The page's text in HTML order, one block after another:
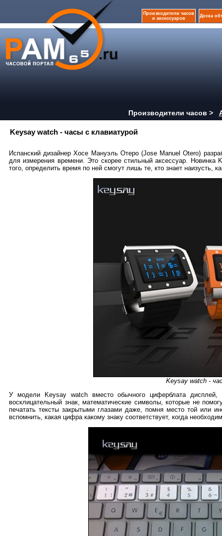
Производители часов
и аксессуаров
Доска
Производители часов >
Keysay watch - часы с клавиатурой
Испанский дизайнер Хосе Мануэль Отеро (Jose Manuel Otero)
для измерения времени. Это скорее стильный аксессуар.
того, определить время по ней смогут лишь те, кто знает наизусть,
Keysay watch -
У модели Keysay watch вместо обычного циферблата
восклицательный знак, математические символы, которые не
печатать тексты закрытыми глазами даже, помня место той или
вспомнить, какая цифра какому знаку соответствует, когда